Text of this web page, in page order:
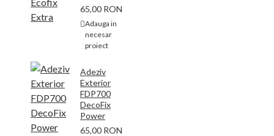
65,00 RON
Adauga in
necesar
proiect
Adeziv
Exterior
FDP700
DecoFix
Power
65,00 RON